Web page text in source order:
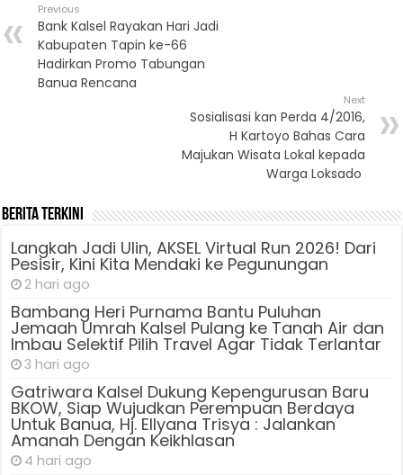
Previous
Bank Kalsel Rayakan Hari Jadi
Kabupaten Tapin ke-66
Hadirkan Promo Tabungan
Banua Rencana
Next
Sosialisasi kan Perda 4/2016,
H Kartoyo Bahas Cara
Majukan Wisata Lokal kepada
Warga Loksado
Berita Terkini
Langkah Jadi Ulin, AKSEL Virtual Run 2026! Dari
Pesisir, Kini Kita Mendaki ke Pegunungan
2 hari ago
Bambang Heri Purnama Bantu Puluhan
Jemaah Umrah Kalsel Pulang ke Tanah Air dan
Imbau Selektif Pilih Travel Agar Tidak Terlantar
3 hari ago
Gatriwara Kalsel Dukung Kepengurusan Baru
BKOW, Siap Wujudkan Perempuan Berdaya
Untuk Banua, Hj. Ellyana Trisya : Jalankan
Amanah Dengan Keikhlasan
4 hari ago